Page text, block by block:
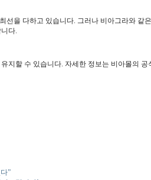
선을 다하고 있습니다. 그러나 비아그라와
다.
지할 수 있습니다. 자세한 정보는 비아몰의
”